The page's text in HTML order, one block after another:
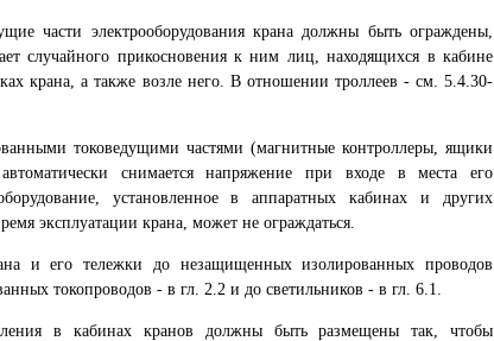
части электрооборудования крана должны быть ограждены,
случайного прикосновения к ним лиц, находящихся в кабине
крана, а также возле него. В отношении троллеев - см. 5.4.30-
токоведущими частями (магнитные контроллеры, ящики
снимается напряжение при входе в места его
установленное в аппаратных кабинах и других
эксплуатации крана, может не ограждаться.
и его тележки до незащищенных изолированных проводов
токопроводов - в гл. 2.2 и до светильников - в гл. 6.1.
в кабинах кранов должны быть размещены так, чтобы